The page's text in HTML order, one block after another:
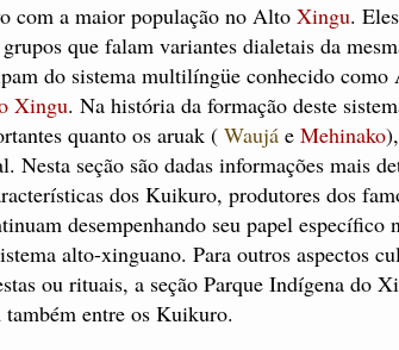
com a maior população no Alto Xingu.
que falam variantes dialetais da
do sistema multilíngüe conhecido
Xingu. Na história da formação deste
quanto os aruak (Waujáe Mehinako
Nesta seção são dadas informações mais
dos Kuikuro, produtores dos
desempenhando seu papel específico
alto-xinguano. Para outros aspectos
ou rituais, a seção Parque Indígena do
também entre os Kuikuro.